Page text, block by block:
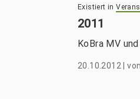
Existiert in
2011
KoBra MV
20.10.2012 |von